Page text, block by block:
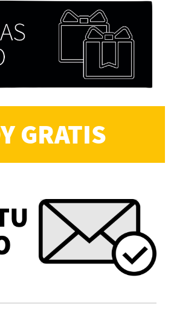
Fuguet: “La literatura se parece más a
GRATIS